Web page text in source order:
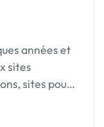
années et
sites
sites pour